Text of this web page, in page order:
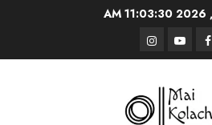
11:03:31 AM
Facebook
Youtube
Instagram